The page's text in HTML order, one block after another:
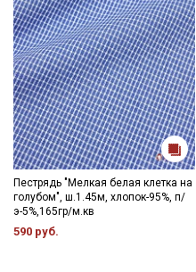
Пестрядь "Мелкая белая клетка на
голубом", ш.1.45м, хлопок-95%, п/
э-5%,165гр/м.кв
590 руб.